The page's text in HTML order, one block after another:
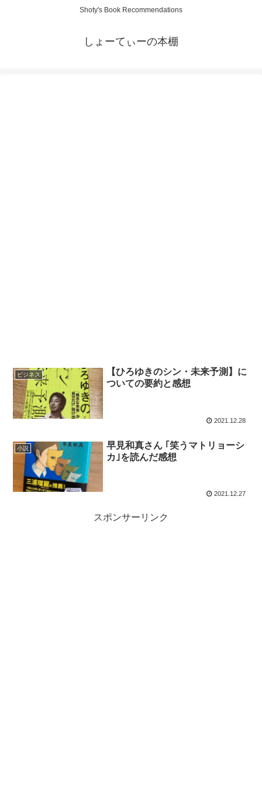
Shoty's Book Recommendations
しょーてぃーの本棚
ビジネス
【ひろゆきのシン・未来予測】に
ついての要約と感想
2021.12.28
小説
早見和真さん ｢笑うマトリョーシ
カ｣を読んだ感想
2021.12.27
スポンサーリンク